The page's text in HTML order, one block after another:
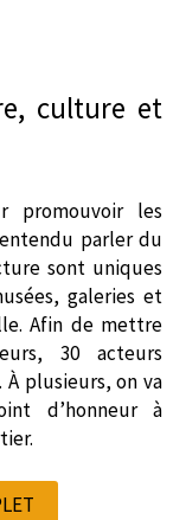
culture et
promouvoir les
parler du
sont uniques
galeries et
Afin de mettre
30 acteurs
À plusieurs, on va
d’honneur à